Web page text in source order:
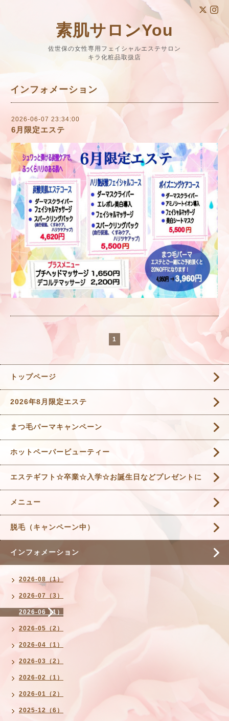
素肌サロンYou
佐世保の女性専用フェイシャルエステサロン
キラ化粧品取扱店
インフォメーション
2026-06-07 23:34:00
6月限定エステ
1
トップページ
2026年8月限定エステ
まつ毛パーマキャンペーン
ホットペーパービューティー
エステギフト☆卒業☆入学☆お誕生日などプレゼントに
メニュー
脱毛（キャンペーン中）
インフォメーション
2026-08（1）
2026-07（3）
2026-06（1）
2026-05（2）
2026-04（1）
2026-03（2）
2026-02（1）
2026-01（2）
2025-12（6）